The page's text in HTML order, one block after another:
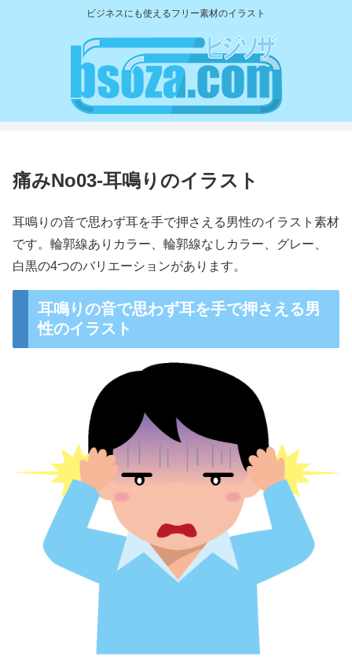
ビジネスにも使えるフリー素材のイラスト
痛みNo03-耳鳴りのイラスト
耳鳴りの音で思わず耳を手で押さえる男性のイラスト素材
です。輪郭線ありカラー、輪郭線なしカラー、グレー、
白黒の4つのバリエーションがあります。
耳鳴りの音で思わず耳を手で押さえる男
性のイラスト